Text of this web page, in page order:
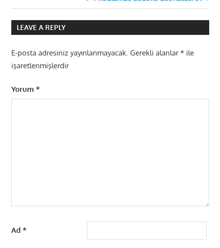
gezinmesi
Post:
LEAVE A REPLY
E-posta adresiniz yayınlanmayacak. Gerekli alanlar*ile
işaretlenmişlerdir
Yorum *
Ad *